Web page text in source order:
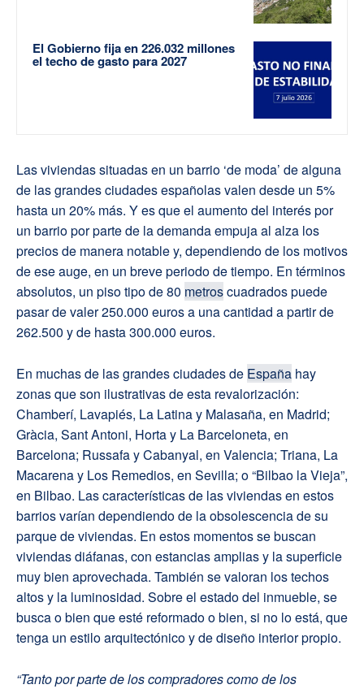
El Gobierno fija en 226.032 millones
el techo de gasto para 2027
Las viviendas situadas en un barrio ‘de moda’ de alguna
de las grandes ciudades españolas valen desde un 5%
hasta un 20% más. Y es que el aumento del interés por
un barrio por parte de la demanda empuja al alza los
precios de manera notable y, dependiendo de los motivos
de ese auge, en un breve periodo de tiempo. En términos
absolutos, un piso tipo de 80 metroscuadrados puede
pasar de valer 250.000 euros a una cantidad a partir de
262.500 y de hasta 300.000 euros.
En muchas de las grandes ciudades de España hay
zonas que son ilustrativas de esta revalorización:
Chamberí, Lavapiés, La Latina y Malasaña, en Madrid;
Gràcia, Sant Antoni, Horta y La Barceloneta, en
Barcelona; Russafa y Cabanyal, en Valencia; Triana, La
Macarena y Los Remedios, en Sevilla; o “Bilbao la Vieja”,
en Bilbao. Las características de las viviendas en estos
barrios varían dependiendo de la obsolescencia de su
parque de viviendas. En estos momentos se buscan
viviendas diáfanas, con estancias amplias y la superficie
muy bien aprovechada. También se valoran los techos
altos y la luminosidad. Sobre el estado del inmueble, se
busca o bien que esté reformado o bien, si no lo está, que
tenga un estilo arquitectónico y de diseño interior propio.
“Tanto por parte de los compradores como de los